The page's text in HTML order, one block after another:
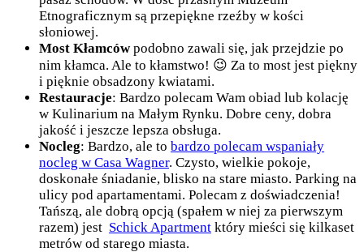
Etnograficznym są przepiękne rzeźby w kości
słoniowej.
Most Kłamcówpodobno zawali się, jak przejdzie po
nim kłamca. Ale to kłamstwo! 😉 Za to most jest piękny
i pięknie obsadzony kwiatami.
Restauracje: Bardzo polecam Wam obiad lub kolację
w Kulinarium na Małym Rynku. Dobre ceny, dobra
jakość i jeszcze lepsza obsługa.
Nocleg: Bardzo, ale to bardzo polecam wspaniały
nocleg w Casa Wagner. Czysto, wielkie pokoje,
doskonałe śniadanie, blisko na stare miasto. Parking na
ulicy pod apartamentami. Polecam z doświadczenia!
Tańszą, ale dobrą opcją (spałem w niej za pierwszym
razem) jest Schick Apartment który mieści się kilkaset
metrów od starego miasta.